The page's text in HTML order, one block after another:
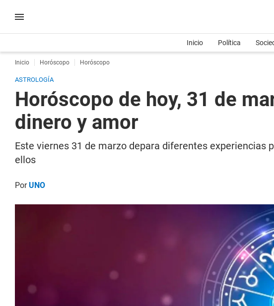
Inicio Política
Inicio Horóscopo Horóscopo
ASTROLOGÍA
Horóscopo de hoy, 31 de
dinero y amor
Este viernes 31 de marzo depara diferentes experiencias
ellos
PorUNO